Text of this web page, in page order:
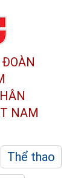
ĐOÀN
NAM
Thể thao